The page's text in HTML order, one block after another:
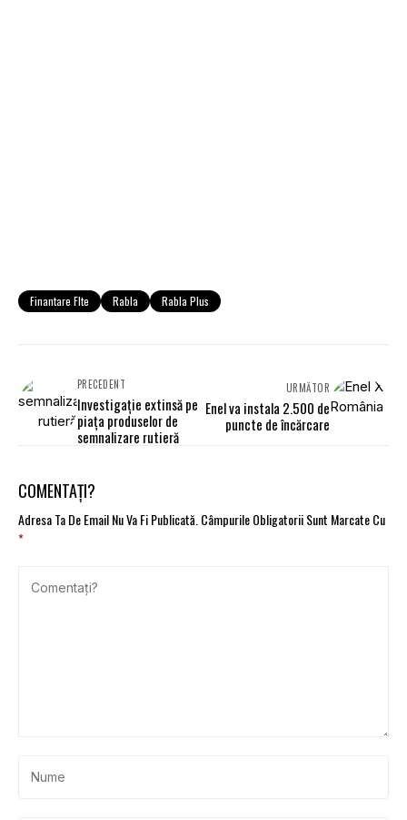
Finantare Flte Rabla Rabla Plus
PRECEDENT
Investigaţie extinsă pe
piaţa produselor de
semnalizare rutieră
URMĂTOR
Enel va instala 2.500 de
puncte de încărcare
COMENTAȚI?
Adresa Ta De Email Nu Va Fi Publicată.Câmpurile Obligatorii Sunt Marcate Cu
*